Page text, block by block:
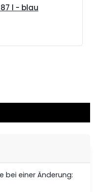
l - blau
bei einer Änderung: